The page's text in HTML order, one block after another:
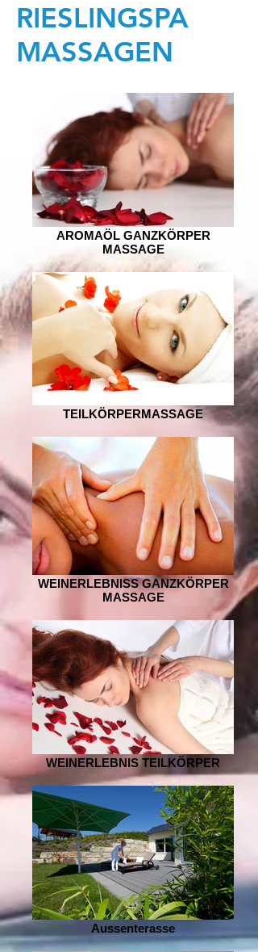
RIESLINGSPA
MASSAGEN
AROMAÖL GANZKÖRPER
MASSAGE
TEILKÖRPERMASSAGE
WEINERLEBNISS GANZKÖRPER
MASSAGE
WEINERLEBNIS TEILKÖRPER
Aussenterasse